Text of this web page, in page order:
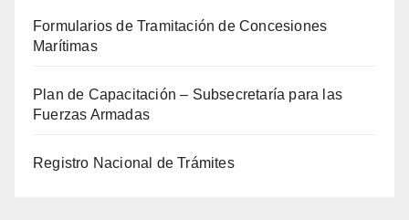
Formularios de Tramitación de Concesiones
Marítimas
Plan de Capacitación – Subsecretaría para las
Fuerzas Armadas
Registro Nacional de Trámites